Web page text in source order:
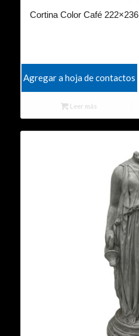
Cortina Color Café 222×236
Agregar a hoja de contactos
Leer más